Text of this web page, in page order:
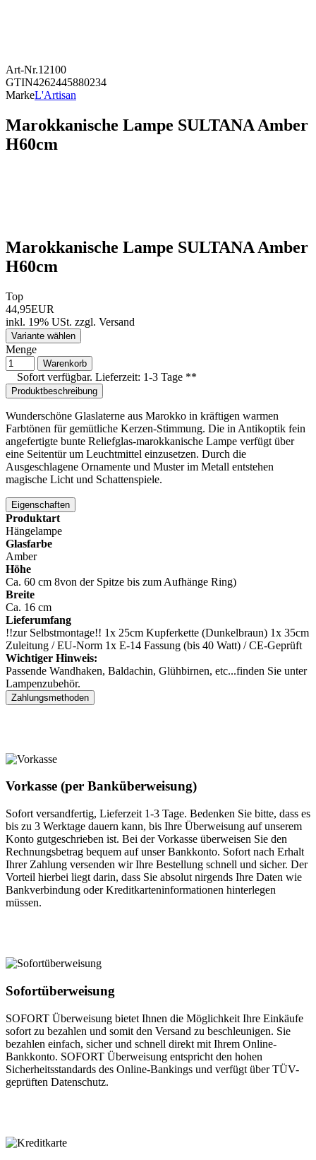
Art-Nr.12100
GTIN4262445880234
MarkeL'Artisan
Marokkanische Lampe SULTANA Amber
H60cm
Marokkanische Lampe SULTANA Amber
H60cm
Top
44,95EUR
inkl. 19% USt. zzgl. Versand
Variante wählen
Menge
Warenkorb
Sofort verfügbar. Lieferzeit: 1-3 Tage **
Produktbeschreibung
Wunderschöne Glaslaterne aus Marokko in kräftigen warmen
Farbtönen für gemütliche Kerzen-Stimmung. Die in Antikoptik fein
angefertigte bunte Reliefglas-marokkanische Lampe verfügt über
eine Seitentür um Leuchtmittel einzusetzen. Durch die
Ausgeschlagene Ornamente und Muster im Metall entstehen
magische Licht und Schattenspiele.
Eigenschaften
Produktart
Hängelampe
Glasfarbe
Amber
Höhe
Ca. 60 cm 8von der Spitze bis zum Aufhänge Ring)
Breite
Ca. 16 cm
Lieferumfang
!!zur Selbstmontage!! 1x 25cm Kupferkette (Dunkelbraun) 1x 35cm
Zuleitung / EU-Norm 1x E-14 Fassung (bis 40 Watt) / CE-Geprüft
Wichtiger Hinweis:
Passende Wandhaken, Baldachin, Glühbirnen, etc...finden Sie unter
Lampenzubehör.
Zahlungsmethoden
Vorkasse (per Banküberweisung)
Sofort versandfertig, Lieferzeit 1-3 Tage. Bedenken Sie bitte, dass es
bis zu 3 Werktage dauern kann, bis Ihre Überweisung auf unserem
Konto gutgeschrieben ist. Bei der Vorkasse überweisen Sie den
Rechnungsbetrag bequem auf unser Bankkonto. Sofort nach Erhalt
Ihrer Zahlung versenden wir Ihre Bestellung schnell und sicher. Der
Vorteil hierbei liegt darin, dass Sie absolut nirgends Ihre Daten wie
Bankverbindung oder Kreditkarteninformationen hinterlegen
müssen.
Sofortüberweisung
SOFORT Überweisung bietet Ihnen die Möglichkeit Ihre Einkäufe
sofort zu bezahlen und somit den Versand zu beschleunigen. Sie
bezahlen einfach, sicher und schnell direkt mit Ihrem Online-
Bankkonto. SOFORT Überweisung entspricht den hohen
Sicherheitsstandards des Online-Bankings und verfügt über TÜV-
geprüften Datenschutz.